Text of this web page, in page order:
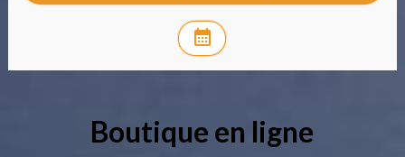
calendar_month
Boutique en ligne